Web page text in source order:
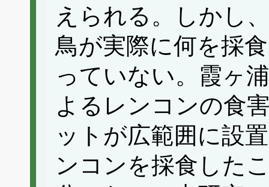
えられる。しかし
鳥が実際に何を採
っていない。霞ヶ
よるレンコンの食
ットが広範囲に設
ンコンを採食した